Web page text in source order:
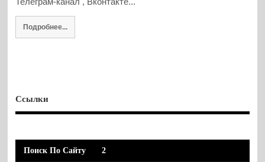
Подробнее...
Ссылки
Поиск По Сайту 2